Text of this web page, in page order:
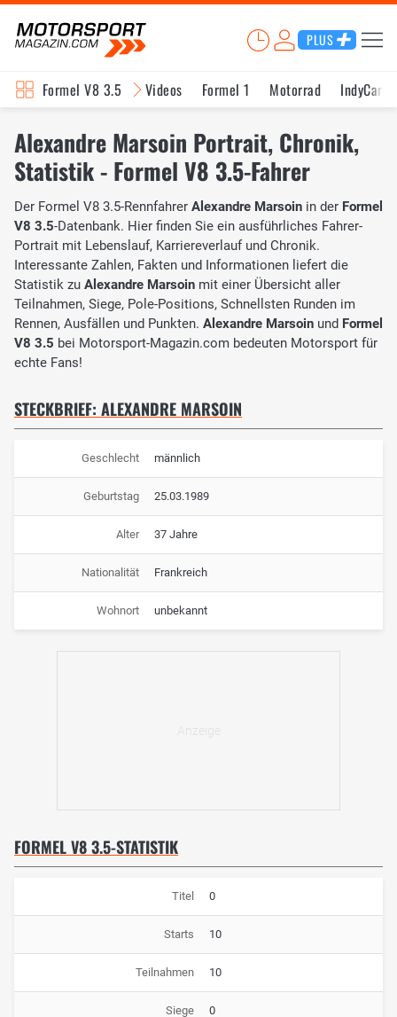
PLUS
Formel V8 3.5 Videos Formel 1 Motorrad IndyCar
Alexandre Marsoin Portrait, Chronik,
Statistik - Formel V8 3.5-Fahrer
Der Formel V8 3.5-Rennfahrer Alexandre Marsoin in der Formel
V8 3.5-Datenbank. Hier finden Sie ein ausführliches Fahrer-
Portrait mit Lebenslauf, Karriereverlauf und Chronik.
Interessante Zahlen, Fakten und Informationen liefert die
Statistik zu Alexandre Marsoin mit einer Übersicht aller
Teilnahmen, Siege, Pole-Positions, Schnellsten Runden im
Rennen, Ausfällen und Punkten. Alexandre Marsoin und Formel
V8 3.5 bei Motorsport-Magazin.com bedeuten Motorsport für
echte Fans!
STECKBRIEF: ALEXANDRE MARSOIN
Geschlecht männlich
Geburtstag 25.03.1989
Alter 37 Jahre
Nationalität Frankreich
Wohnort unbekannt
FORMEL V8 3.5-STATISTIK
Titel 0
Starts 10
Teilnahmen 10
Siege 0